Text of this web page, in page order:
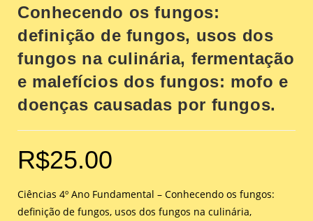
Conhecendo os fungos:
definição de fungos, usos dos
fungos na culinária, fermentação
e malefícios dos fungos: mofo e
doenças causadas por fungos.
R$25.00
Ciências 4º Ano Fundamental – Conhecendo os fungos:
definição de fungos, usos dos fungos na culinária,